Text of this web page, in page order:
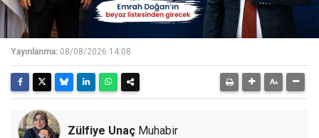
Yayınlanma: 08/08/2026 14:08
Zülfiye Unaç Muhabir